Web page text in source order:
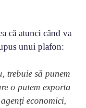
că atunci când va
unui plafon:
trebuie să punem
o putem exporta
economici,